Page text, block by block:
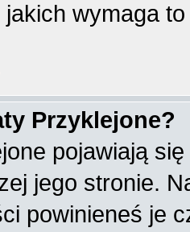
wymaga
Przyklejone?
pojawiają
jego stronie.
powinieneś je